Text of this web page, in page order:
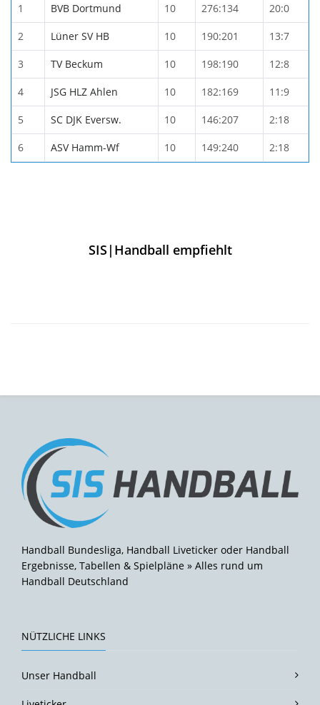
1 BVB Dortmund 10 276:134 20:0
2 Lüner SV HB 10 190:201 13:7
3 TV Beckum 10 198:190 12:8
4 JSG HLZ Ahlen 10 182:169 11:9
5 SC DJK Eversw. 10 146:207 2:18
6 ASV Hamm-Wf 10 149:240 2:18
SIS|Handball empfiehlt
Handball Bundesliga, Handball Liveticker oder Handball
Ergebnisse, Tabellen & Spielpläne » Alles rund um
Handball Deutschland
NÜTZLICHE LINKS
Unser Handball